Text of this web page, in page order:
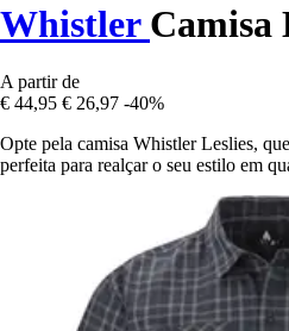
Whistler Camisa
A partir de
€ 44,95 € 26,97 -40%
Opte pela camisa Whistler Leslies,
perfeita para realçar o seu estilo em